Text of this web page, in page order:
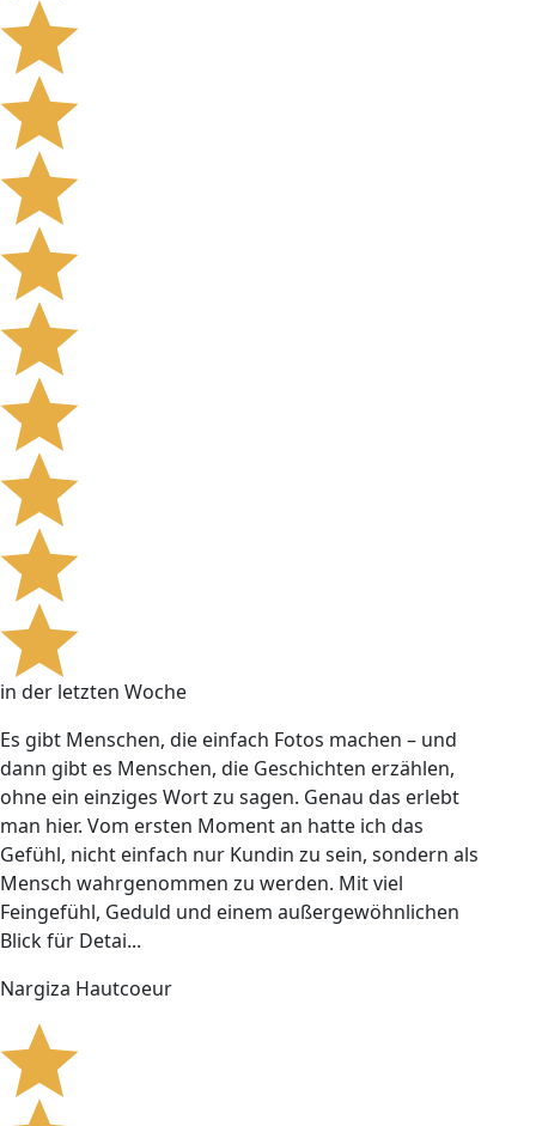
in der letzten Woche
Es gibt Menschen, die einfach Fotos machen – und
dann gibt es Menschen, die Geschichten erzählen,
ohne ein einziges Wort zu sagen. Genau das erlebt
man hier. Vom ersten Moment an hatte ich das
Gefühl, nicht einfach nur Kundin zu sein, sondern als
Mensch wahrgenommen zu werden. Mit viel
Feingefühl, Geduld und einem außergewöhnlichen
Blick für Detai...
Nargiza Hautcoeur